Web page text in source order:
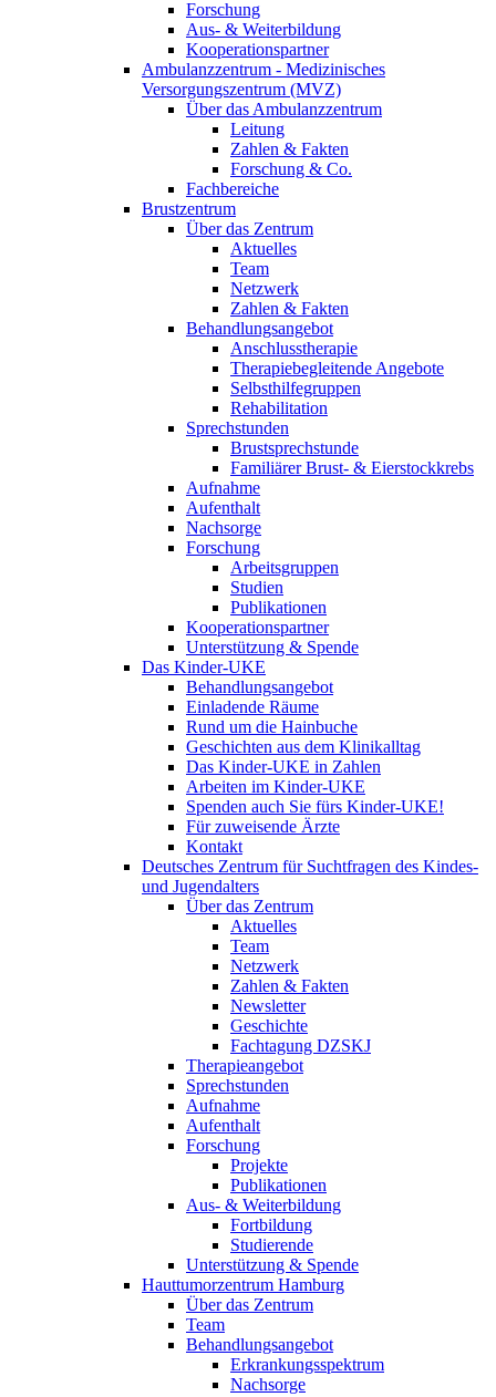
Forschung
Aus- & Weiterbildung
Kooperationspartner
Ambulanzzentrum - Medizinisches
Versorgungszentrum (MVZ)
Über das Ambulanzzentrum
Leitung
Zahlen & Fakten
Forschung & Co.
Fachbereiche
Brustzentrum
Über das Zentrum
Aktuelles
Team
Netzwerk
Zahlen & Fakten
Behandlungsangebot
Anschlusstherapie
Therapiebegleitende Angebote
Selbsthilfegruppen
Rehabilitation
Sprechstunden
Brustsprechstunde
Familiärer Brust- & Eierstockkrebs
Aufnahme
Aufenthalt
Nachsorge
Forschung
Arbeitsgruppen
Studien
Publikationen
Kooperationspartner
Unterstützung & Spende
Das Kinder-UKE
Behandlungsangebot
Einladende Räume
Rund um die Hainbuche
Geschichten aus dem Klinikalltag
Das Kinder-UKE in Zahlen
Arbeiten im Kinder-UKE
Spenden auch Sie fürs Kinder-UKE!
Für zuweisende Ärzte
Kontakt
Deutsches Zentrum für Suchtfragen des Kindes-
und Jugendalters
Über das Zentrum
Aktuelles
Team
Netzwerk
Zahlen & Fakten
Newsletter
Geschichte
Fachtagung DZSKJ
Therapieangebot
Sprechstunden
Aufnahme
Aufenthalt
Forschung
Projekte
Publikationen
Aus- & Weiterbildung
Fortbildung
Studierende
Unterstützung & Spende
Hauttumorzentrum Hamburg
Über das Zentrum
Team
Behandlungsangebot
Erkrankungsspektrum
Nachsorge